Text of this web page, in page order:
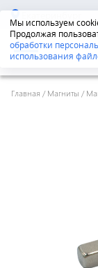
Мы используем
Продолжая
обработки
использования
Екатеринбург
Главная /Магниты /